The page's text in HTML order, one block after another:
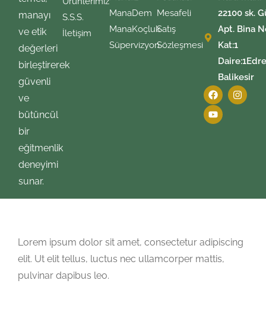
manayı
ve etik
değerleri
birleştirerek
güvenli
ve
bütüncül
bir
eğitmenlik
deneyimi
sunar.
S.S.S.
İletişim
ManaDem
ManaKoçluk
Süpervizyon
Mesafeli
Satış
Sözleşmesi
22100 sk.
Apt. Bina
Kat:1
Balikesir
Lorem ipsum dolor sit amet, consectetur adipiscing
elit. Ut elit tellus, luctus nec ullamcorper mattis,
pulvinar dapibus leo.